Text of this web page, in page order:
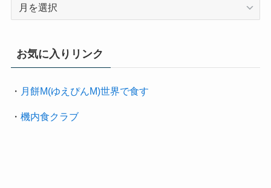
イ
ブ
お気に入りリンク
・ 月餅M(ゆえぴんM)世界で食す
・ 機内食クラブ